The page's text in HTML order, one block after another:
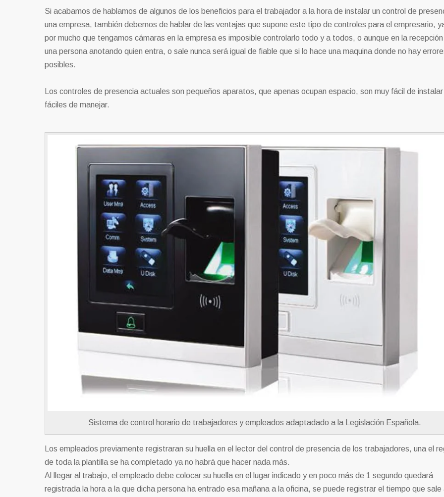
Si acabamos de hablamos de algunos de los beneficios para el trabajador a la hora de instalar un control de
una empresa, también debemos de hablar de las ventajas que supone este tipo de controles para el empresario,
por mucho que tengamos cámaras en la empresa es imposible controlarlo todo y a todos, o aunque en la
una persona anotando quien entra, o sale nunca será igual de fiable que si lo hace una maquina donde no hay
posibles.
Los controles de presencia actuales son pequeños aparatos, que apenas ocupan espacio, son muy fácil de
fáciles de manejar.
Sistema de control horario de trabajadores y empleados adaptadado a la Legislación Española.
Los empleados previamente registraran su huella en el lector del control de presencia de los trabajadores, una el
de toda la plantilla se ha completado ya no habrá que hacer nada más.
Al llegar al trabajo, el empleado debe colocar su huella en el lugar indicado y en poco más de 1 segundo quedará
registrada la hora a la que dicha persona ha entrado esa mañana a la oficina, se puede registrar el tiempo que sale